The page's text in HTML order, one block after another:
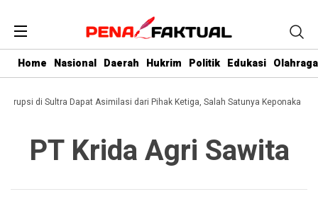
Home Nasional Daerah Hukrim Politik Edukasi Olahraga
di Sultra Dapat Asimilasi dari Pihak Ketiga, Salah Satunya Keponakan
PT Krida Agri Sawita